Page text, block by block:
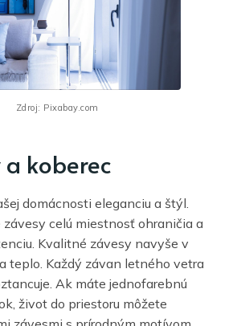
Zdroj: Pixabay.com
a koberec
domácnosti eleganciu a štýl.
závesy celú miestnosť ohraničia a
Kvalitné závesy navyše v
teplo. Každý závan letného vetra
Ak máte jednofarebnú
život do priestoru môžete